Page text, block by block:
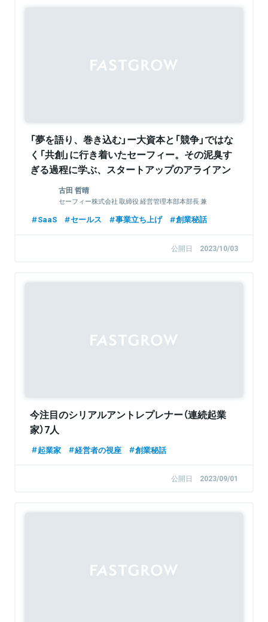
「夢を語り、巻き込む」ー大資本と「競争」ではな
く「共創」に行き着いたセーフィー。その泥臭す
ぎる過程に学ぶ、スタートアップのアライアン
ス活用術古田 哲晴
セーフィー株式会社 取締役 経営管理本部本部長 兼
SaaS セールス 事業立ち上げ 創業秘話
公開日 2023/10/03
今注目のシリアルアントレプレナー（連続起業
家）7人
起業家 経営者の視座 創業秘話
公開日 2023/09/01